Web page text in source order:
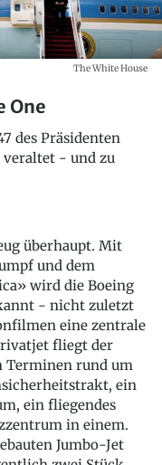
The White House
One
des Präsidenten
veraltet - und zu
überhaupt. Mit
und dem
wird die Boeing
- nicht zuletzt
eine zentrale
fliegt der
Terminen rund um
ein
ein fliegendes
in einem.
Jumbo-Jet